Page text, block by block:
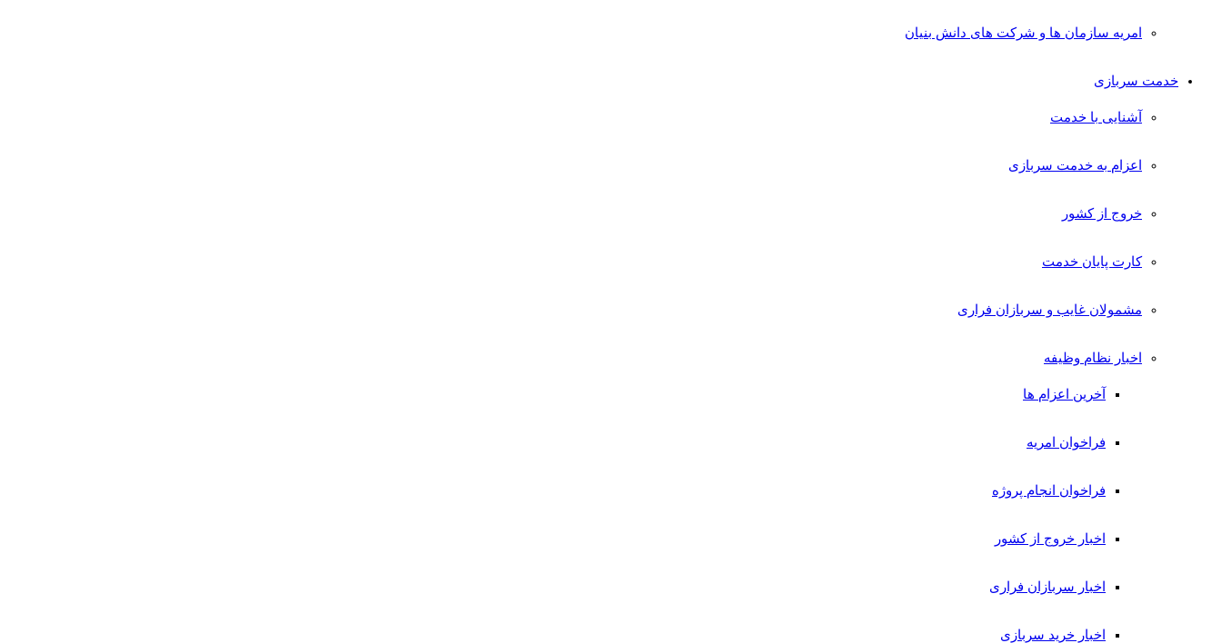
امریه سازمان ها و شرکت های دانش بنیان
خدمت سربازی
آشنایی با خدمت
اعزام به خدمت سربازی
خروج از کشور
کارت پایان خدمت
مشمولان غایب و سربازان فراری
اخبار نظام وظیفه
آخرین اعزام ها
فراخوان امریه
فراخوان انجام پروژه
اخبار خروج از کشور
اخبار سربازان فراری
اخبار خرید سربازی